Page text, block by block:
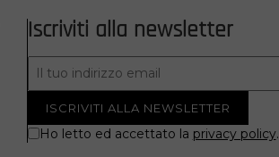
Iscriviti alla newsletter
Ho letto ed accettato la privacy policy.